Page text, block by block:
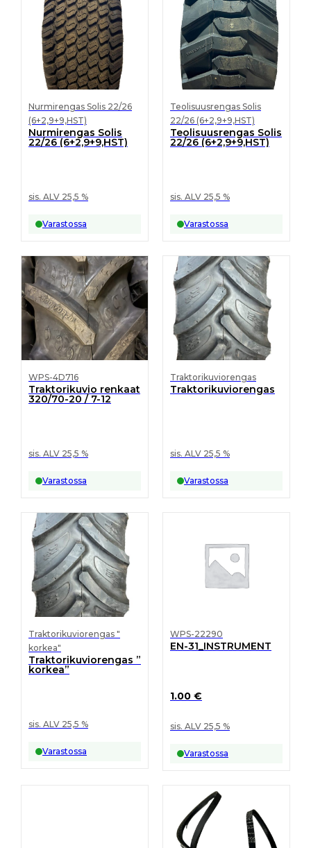
Nurmirengas Solis 22/26
(6+2,9+9,HST)
Nurmirengas Solis
22/26 (6+2,9+9,HST)
sis. ALV 25,5 %
Varastossa
Teolisuusrengas Solis
22/26 (6+2,9+9,HST)
Teolisuusrengas Solis
22/26 (6+2,9+9,HST)
sis. ALV 25,5 %
Varastossa
WPS-4D716
Traktorikuvio renkaat
320/70-20 / 7-12
sis. ALV 25,5 %
Varastossa
Traktorikuviorengas
Traktorikuviorengas
sis. ALV 25,5 %
Varastossa
Traktorikuviorengas "
korkea"
Traktorikuviorengas ”
korkea”
sis. ALV 25,5 %
Varastossa
WPS-22290
EN-31_INSTRUMENT
1.00 €
sis. ALV 25,5 %
Varastossa